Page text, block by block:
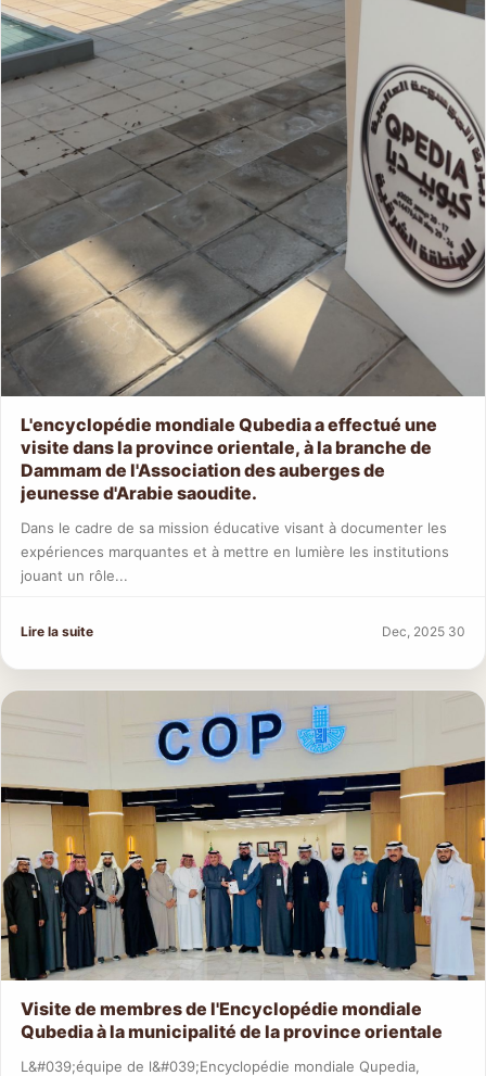
L'encyclopédie mondiale Qubedia a effectué une
visite dans la province orientale, à la branche de
Dammam de l'Association des auberges de
jeunesse d'Arabie saoudite.
Dans le cadre de sa mission éducative visant à documenter les
expériences marquantes et à mettre en lumière les institutions
jouant un rôle...
Lire la suite Dec, 2025 30
Visite de membres de l'Encyclopédie mondiale
Qubedia à la municipalité de la province orientale
L&#039;équipe de l&#039;Encyclopédie mondiale Qupedia,